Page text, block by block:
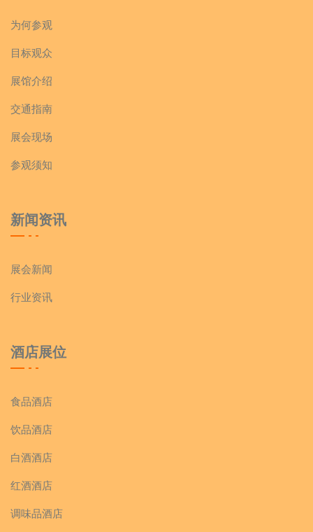
为何参观
目标观众
展馆介绍
交通指南
展会现场
参观须知
新闻资讯
展会新闻
行业资讯
酒店展位
食品酒店
饮品酒店
白酒酒店
红酒酒店
调味品酒店